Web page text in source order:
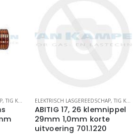
, TIG KLEMNIPPELZITTINGEN ABITIG CLASSIC , TIG
ELEKTRISCH LASGEREEDSCHAP, TIG KLEMNIPPELS ABITIG CLASSIC
ABITIG 17, 26 klemnippel
29mm 1,0mm korte
uitvoering 701.1220